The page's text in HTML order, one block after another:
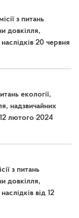
з питань
довкілля,
наслідків 20 червня
екології,
надзвичайних
12 лютого 2024
з питань
довкілля,
від 12